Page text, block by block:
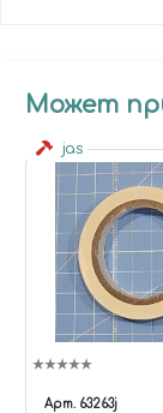
Может
jas
Арт. 63263j